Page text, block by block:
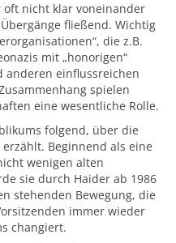
oft nicht klar voneinander
fließend. Wichtig
die z.B.
mit „honorigen“
anderen einflussreichen
spielen
eine wesentliche Rolle.
folgend, über die
Beginnend als eine
wenigen alten
sie durch Haider ab 1986
stehenden Bewegung, die
immer wieder
changiert.